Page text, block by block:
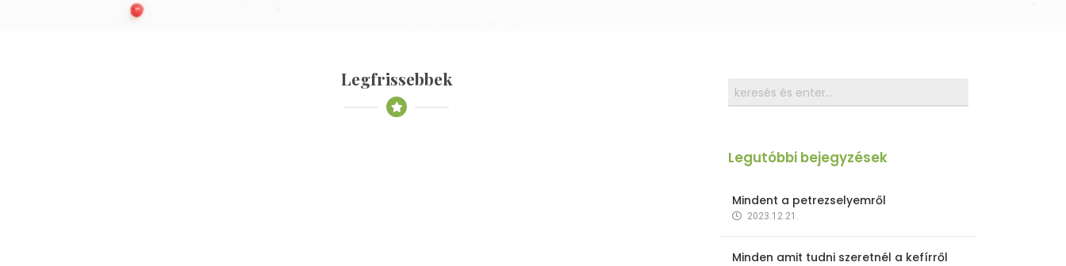
Legfrissebbek
Legutóbbi bejegyzések
Mindent a petrezselyemről
2023.12.21.
Minden amit tudni szeretnél a kefírről